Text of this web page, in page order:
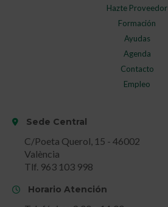
Hazte Proveedor
Formación
Ayudas
Agenda
Contacto
Empleo
Sede Central
C/Poeta Querol, 15 - 46002
València
Tlf. 963 103 998
Horario Atención